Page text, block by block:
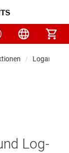
Log-